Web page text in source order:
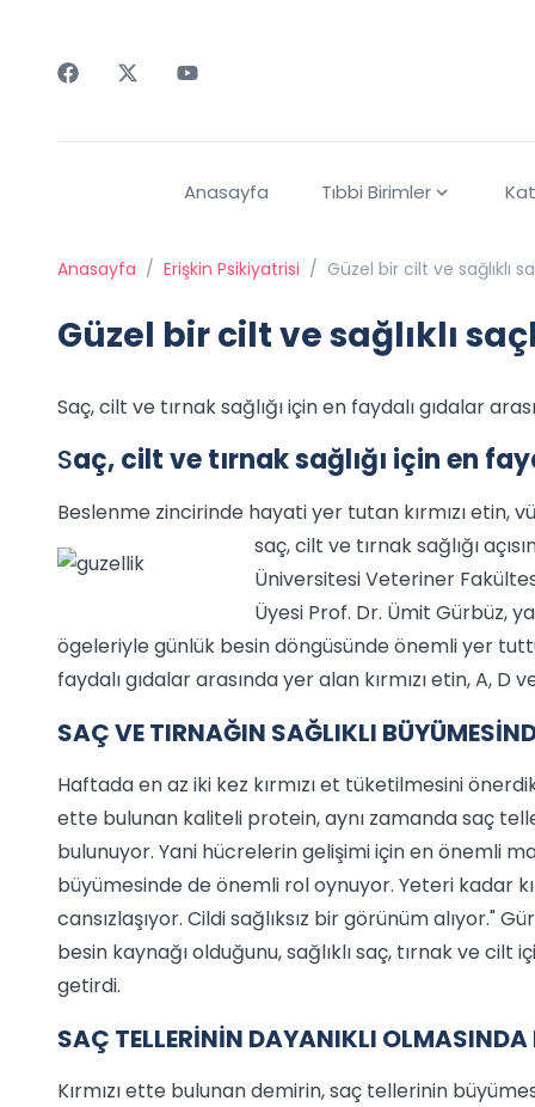
Anasayfa Tıbbi Birimler
Anasayfa / Erişkin Psikiyatrisi / Güzel bir cilt ve sağlıklı
Güzel bir cilt ve sağlıklı
Saç, cilt ve tırnak sağlığı için en faydalı gıdalar
Saç, cilt ve tırnak sağlığı için en
Beslenme zincirinde hayati yer tutan kırmızı etin,
saç, cilt ve tırnak sağlığı
Üniversitesi Veteriner
Üyesi Prof. Dr. Ümit Gürbüz,
ögeleriyle günlük besin döngüsünde önemli yer
faydalı gıdalar arasında yer alan kırmızı etin, A, D
SAÇ VE TIRNAĞIN SAĞLIKLI
Haftada en az iki kez kırmızı et tüketilmesini
ette bulunan kaliteli protein, aynı zamanda saç
bulunuyor. Yani hücrelerin gelişimi için en önemli
büyümesinde de önemli rol oynuyor. Yeteri kadar
cansızlaşıyor. Cildi sağlıksız bir görünüm alıyor."
besin kaynağı olduğunu, sağlıklı saç, tırnak ve cilt
getirdi.
SAÇ TELLERİNİN DAYANIKLI
Kırmızı ette bulunan demirin, saç tellerinin